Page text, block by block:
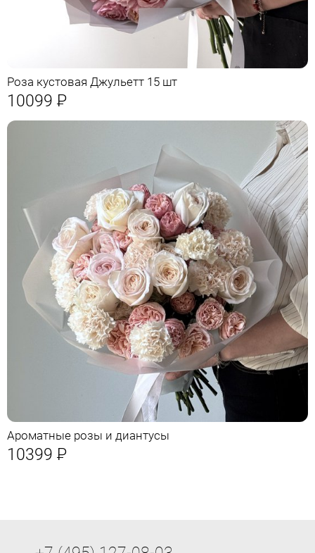
Роза кустовая Джульетт 15 шт
10099 Р
Ароматные розы и диантусы
10399 Р